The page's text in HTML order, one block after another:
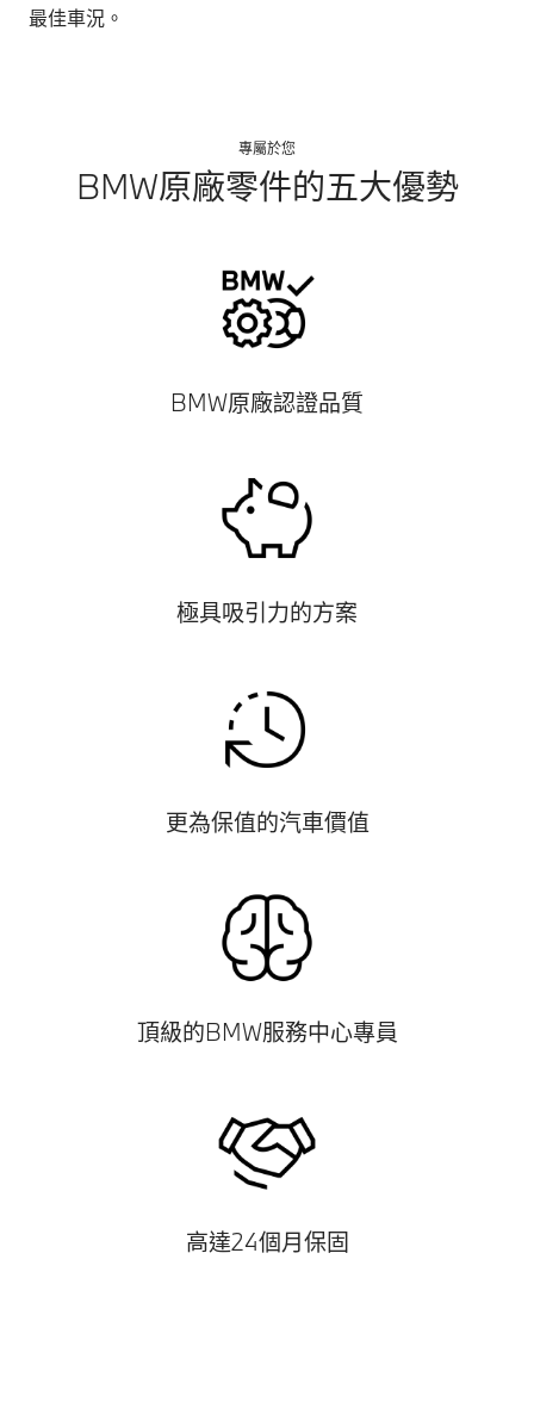
最佳車況。
專屬於您
BMW原廠零件的五大優勢
BMW原廠認證品質
極具吸引力的方案
更為保值的汽車價值
頂級的BMW服務中心專員
高達24個月保固